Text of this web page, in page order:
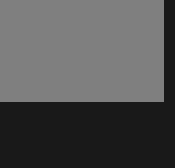
ventana)